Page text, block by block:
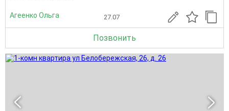
Агеенко Ольга 27.07
Позвонить